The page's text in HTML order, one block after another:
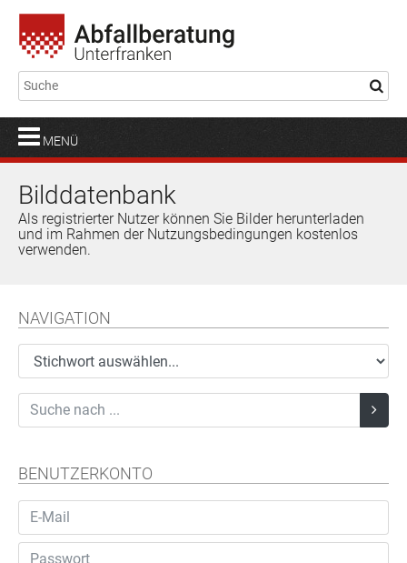
MENÜ
Bilddatenbank
Als registrierter Nutzer können Sie Bilder herunterladen
und im Rahmen der Nutzungsbedingungen kostenlos
verwenden.
NAVIGATION
BENUTZERKONTO